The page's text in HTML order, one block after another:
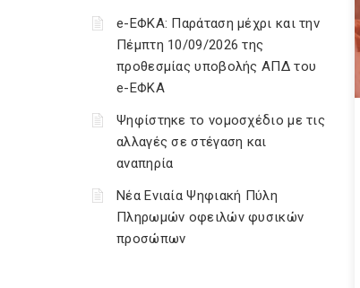
e-ΕΦΚΑ: Παράταση μέχρι και την
Πέμπτη 10/09/2026 της
προθεσμίας υποβολής ΑΠΔ του
e-ΕΦΚΑ
Ψηφίστηκε το νομοσχέδιο με τις
αλλαγές σε στέγαση και
αναπηρία
Νέα Ενιαία Ψηφιακή Πύλη
Πληρωμών οφειλών φυσικών
προσώπων